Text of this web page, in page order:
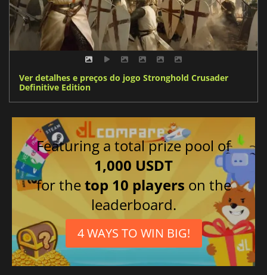
Ver detalhes e preços do jogo Stronghold Crusader
Definitive Edition
Featuring a total prize pool of
1,000 USDT
for thetop 10 players on the
leaderboard.
4 WAYS TO WIN BIG!